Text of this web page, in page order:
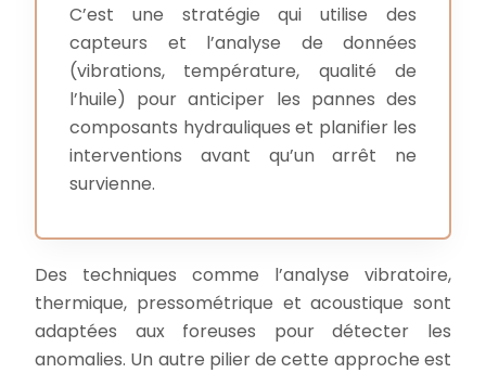
C’est une stratégie qui utilise des
capteurs et l’analyse de données
(vibrations, température, qualité de
l’huile) pour anticiper les pannes des
composants hydrauliques et planifier les
interventions avant qu’un arrêt ne
survienne.
Des techniques comme l’analyse vibratoire,
thermique, pressométrique et acoustique sont
adaptées aux foreuses pour détecter les
anomalies. Un autre pilier de cette approche est